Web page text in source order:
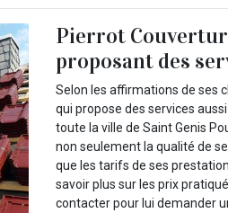
Pierrot
proposant des
Selon les affirmations de ses
qui propose des services
toute la ville de Saint Genis
non seulement la qualité de
que les tarifs de ses
savoir plus sur les prix
contacter pour lui demander